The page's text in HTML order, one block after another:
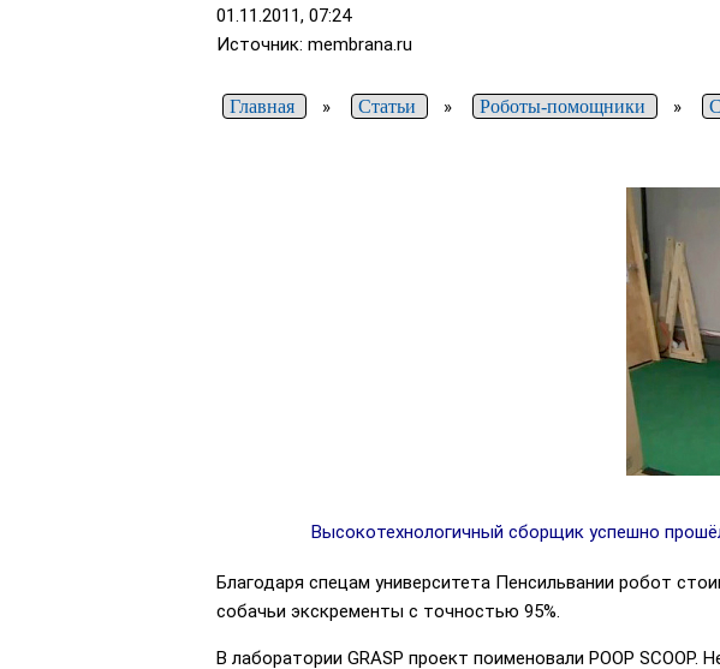
01.11.2011, 07:24
Источник: membrana.ru
Главная » Статьи » Роботы-помощники »
Высокотехнологичный сборщик успешно
Благодаря спецам университета Пенсильвании робот
собачьи экскременты с точностью 95%.
В лаборатории GRASP проект поименовали POOP